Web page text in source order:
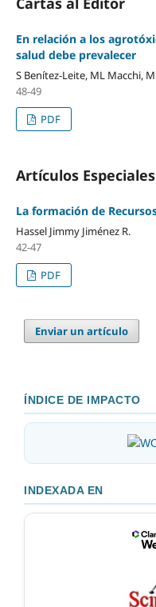
En relación a los
salud debe prevalecer
S Benítez-Leite, ML Macchi,
48-49
PDF
Artículos Especiales
La formación de
Hassel Jimmy Jiménez R.
42-47
PDF
Enviar un artículo
ÍNDICE DE IMPACTO
INDEXADA EN